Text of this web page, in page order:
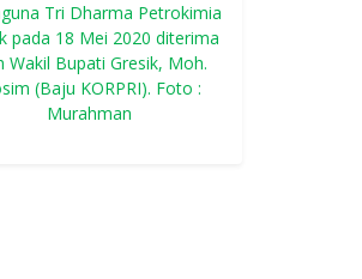
Tri Dharma Petrokimia
pada 18 Mei 2020 diterima
Wakil Bupati Gresik, Moh.
(Baju KORPRI). Foto :
Murahman